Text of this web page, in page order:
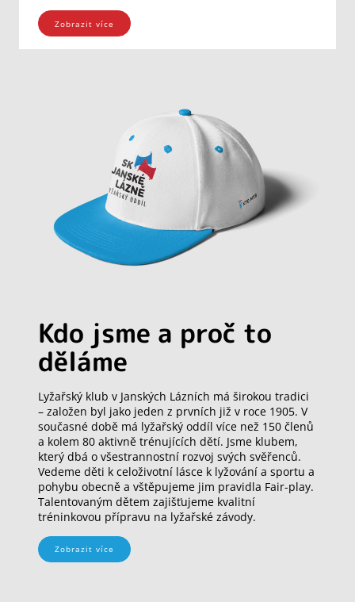
Zobrazit více
Kdo jsme a proč to
děláme
Lyžařský klub v Janských Lázních má širokou tradici
– založen byl jako jeden z prvních již v roce 1905. V
současné době má lyžařský oddíl více než 150 členů
a kolem 80 aktivně trénujících dětí. Jsme klubem,
který dbá o všestrannostní rozvoj svých svěřenců.
Vedeme děti k celoživotní lásce k lyžování a sportu a
pohybu obecně a vštěpujeme jim pravidla Fair-play.
Talentovaným dětem zajišťujeme kvalitní
tréninkovou přípravu na lyžařské závody.
Zobrazit více